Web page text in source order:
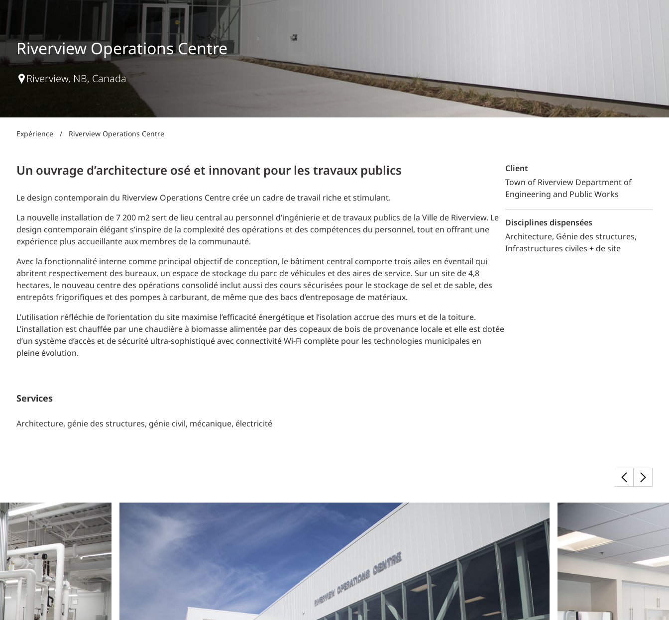
Production d’électricité + énergies renouvelables
Transport + distribution d’électricité
Biocarburants + valorisation énergétique des
déchets
EAU + DÉCHETS
DONNÉES
INDUSTRIEL
SCIENCES + TECHNOLOGIES
SANTÉ
ARTS + CULTURE
Planification des transports
Ingénierie + modélisation de la circulation
RÉALISATION DE PROJETS + PROGRAMMES
OPÉRATIONS
Riverview Operations Centre
Riverview, NB, Canada
Expérience / Riverview Operations Centre
Un ouvrage d’architecture osé et innovant pour les travaux publics
Le design contemporain du Riverview Operations Centre crée un cadre de travail riche et stimulant.
La nouvelle installation de 7 200 m2 sert de lieu central au personnel d’ingénierie et de travaux publics de la Ville de Riverview. Le
design contemporain élégant s’inspire de la complexité des opérations et des compétences du personnel, tout en offrant une
expérience plus accueillante aux membres de la communauté.
Avec la fonctionnalité interne comme principal objectif de conception, le bâtiment central comporte trois ailes en éventail qui
abritent respectivement des bureaux, un espace de stockage du parc de véhicules et des aires de service. Sur un site de 4,8
hectares, le nouveau centre des opérations consolidé inclut aussi des cours sécurisées pour le stockage de sel et de sable, des
entrepôts frigorifiques et des pompes à carburant, de même que des bacs d’entreposage de matériaux.
L’utilisation réfléchie de l’orientation du site maximise l’efficacité énergétique et l’isolation accrue des murs et de la toiture.
L’installation est chauffée par une chaudière à biomasse alimentée par des copeaux de bois de provenance locale et elle est dotée
d’un système d’accès et de sécurité ultra-sophistiqué avec connectivité Wi-Fi complète pour les technologies municipales en
pleine évolution.
Services
Architecture, génie des structures, génie civil, mécanique, électricité
Client
Town of Riverview Department of
Engineering and Public Works
Disciplines dispensées
Architecture Génie des structures
Infrastructures civiles + de site